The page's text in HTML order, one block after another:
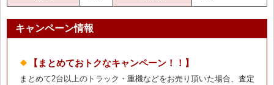
キャンペーン情報
【まとめておトクなキャンペーン！！】
まとめて2台以上のトラック・重機などをお売り頂いた場合、査定